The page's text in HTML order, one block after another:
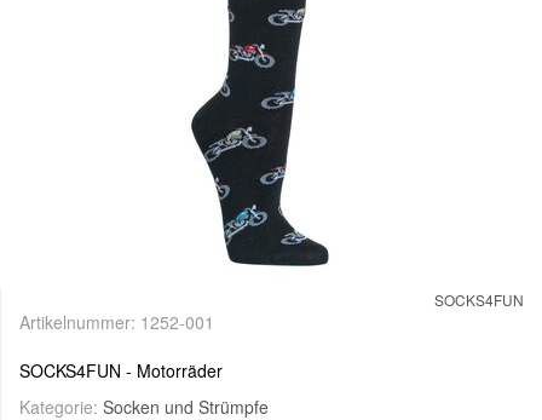
SOCKS4FUN
Artikelnummer: 1252-001
SOCKS4FUN - Motorräder
Kategorie: Socken und Strümpfe